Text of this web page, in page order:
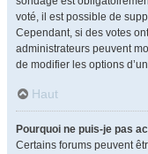
voté, il est possible de
Cependant, si des votes
administrateurs peuvent
de modifier les options
Haut
Pourquoi ne puis-je pas
Certains forums peuvent